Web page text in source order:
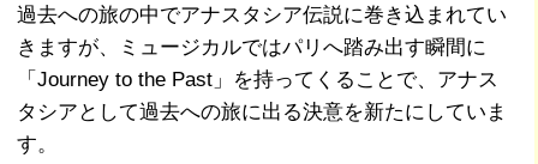
過去への旅の中でアナスタシア伝説に巻き込まれてい
きますが、ミュージカルではパリへ踏み出す瞬間に
「Journey to the Past」を持ってくることで、アナス
タシアとして過去への旅に出る決意を新たにしていま
す。